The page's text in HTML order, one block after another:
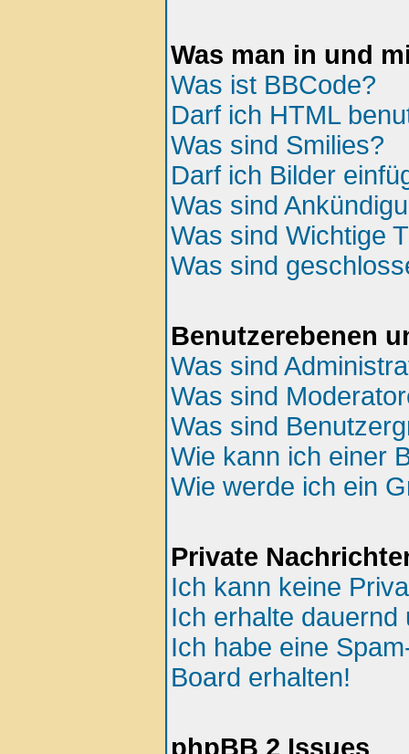
Was man in und
Was ist BBCode?
Darf ich HTML
Was sind Smilies?
Darf ich Bilder
Was sind
Was sind Wichtige
Was sind
Benutzerebenen
Was sind
Was sind
Was sind
Wie kann ich einer
Wie werde ich ein
Private
Ich kann keine
Ich erhalte
Ich habe eine
Board erhalten!
phpBB 2 Issues